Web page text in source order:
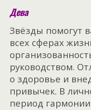
Дева
Звёзды помогут
всех сферах
руководством.
о здоровье и
привычек. В
период